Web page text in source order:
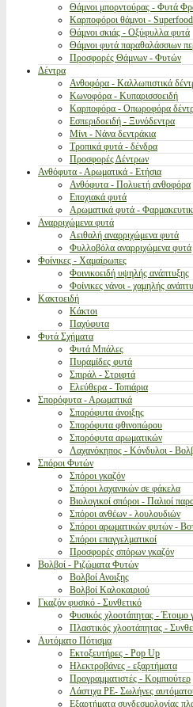
Θάμνοι μπορντούρας - Φυτά
Καρποφόροι θάμνοι -
Θάμνοι σκιάς - Οξύφυλλα φυτά
Θάμνοι φυτά παραθαλάσσιων
Προσφορές Θάμνων - Φυτών
Δέντρα
Ανθοφόρα - Καλλωπιστικά
Κωνοφόρα - Κυπαρισσοειδή
Καρποφόρα - Οπωροφόρα
Εσπεριδοειδή - Ξυνόδεντρα
Μίνι - Νάνα δεντράκια
Τροπικά φυτά - δένδρα
Προσφορές Δέντρων
Ανθόφυτα - Αρωματικά - Ετήσια
Ανθόφυτα - Πολυετή ανθοφόρα
Εποχιακά φυτά
Αρωματικά φυτά -
Αναρριχώμενα φυτά
Αειθαλή αναρριχώμενα φυτά
Φυλλοβόλα αναρριχώμενα φυτά
Φοίνικες - Χαμαίρωπες
Φοινικοειδή υψηλής ανάπτυξης
Φοίνικες νάνοι - χαμηλής
Κακτοειδή
Κάκτοι
Παχύφυτα
Φυτά Σχήματα
Φυτά Μπάλες
Πυραμίδες φυτά
Σπιράλ - Στριφτά
Ελεύθερα - Τοπιάρια
Σπορόφυτα - Αρωματικά
Σπορόφυτα άνοιξης
Σπορόφυτα φθινοπώρου
Σπορόφυτα αρωματικών
Λαχανόκηπος - Κόνδυλοι -
Σπόροι Φυτών
Σπόροι γκαζόν
Σπόροι λαχανικών σε φάκελα
Βιολογικοί σπόροι - Παλιοί
Σπόροι ανθέων - λουλουδιών
Σπόροι αρωματικών φυτών -
Σπόροι επαγγελματικοί
Προσφορές σπόρων γκαζόν
Βολβοί - Ριζώματα Φυτών
Βολβοί Ανοιξης
Βολβοί Καλοκαιριού
Γκαζόν φυσικό - Συνθετικό
Φυσικός χλοοτάπητας - Έτοιμο
Πλαστικός χλοοτάπητας -
Αυτόματο Πότισμα
Εκτοξευτήρες - Pop Up
Ηλεκτροβάνες - εξαρτήματα
Προγραμματιστές - Κομπιούτερ
Λάστιχα PE- Σωλήνες
Εξαρτήματα συνδεσμολογίας